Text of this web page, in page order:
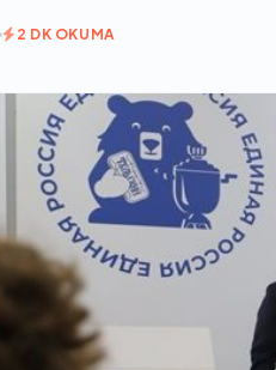
2 DK OKUMA